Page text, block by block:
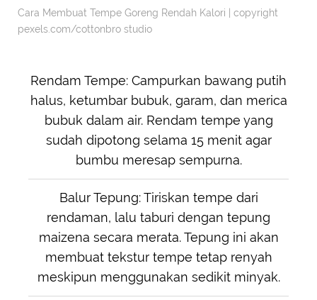
Cara Membuat Tempe Goreng Rendah Kalori | copyright
pexels.com/cottonbro studio
Rendam Tempe: Campurkan bawang putih
halus, ketumbar bubuk, garam, dan merica
bubuk dalam air. Rendam tempe yang
sudah dipotong selama 15 menit agar
bumbu meresap sempurna.
Balur Tepung: Tiriskan tempe dari
rendaman, lalu taburi dengan tepung
maizena secara merata. Tepung ini akan
membuat tekstur tempe tetap renyah
meskipun menggunakan sedikit minyak.